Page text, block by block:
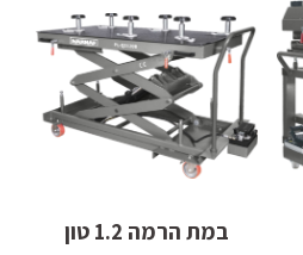
במת הרמה 1.2 טון